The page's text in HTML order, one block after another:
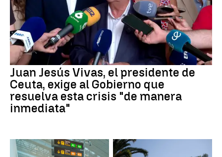
Juan Jesús Vivas, el presidente de
Ceuta, exige al Gobierno que
resuelva esta crisis "de manera
inmediata"